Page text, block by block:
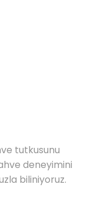
tutkusunu
deneyimini
biliniyoruz.